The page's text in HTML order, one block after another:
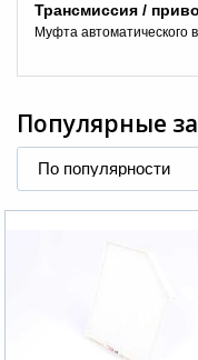
Трансмиссия /
Муфта автоматического
Популярные
По популярности